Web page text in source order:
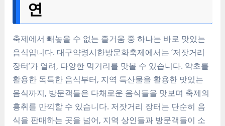
연
축제에서 빼놓을 수 없는 즐거움 중 하나는 바로 맛있는
음식입니다. 대구약령시한방문화축제에서는 ‘저잣거리
장터’가 열려, 다양한 먹거리를 맛볼 수 있습니다. 약초를
활용한 독특한 음식부터, 지역 특산물을 활용한 맛있는
음식까지, 방문객들은 다채로운 음식들을 맛보며 축제의
흥취를 만끽할 수 있습니다. 저잣거리 장터는 단순히 음
식을 판매하는 곳을 넘어, 지역 상인들과 방문객들이 소